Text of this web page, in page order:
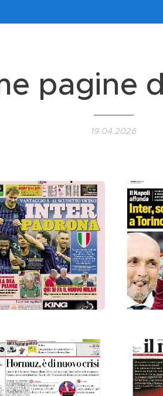
pagine
19.04.2026